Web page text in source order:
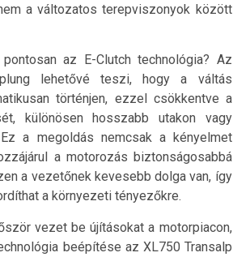
a változatos terepviszonyok között
az E-Clutch technológia? Az
lehetővé teszi, hogy a váltás
történjen, ezzel csökkentve a
különösen hosszabb utakon vagy
a megoldás nemcsak a kényelmet
a motorozás biztonságosabbá
a vezetőnek kevesebb dolga van, így
a környezeti tényezőkre.
vezet be újításokat a motorpiacon,
beépítése az XL750 Transalp